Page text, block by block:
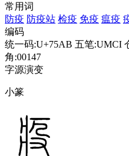
常用词
防疫 防疫站 检疫 免疫 瘟疫
编码
统一码:U+75AB 五笔:UMCI
角:00147
字源演变
小篆